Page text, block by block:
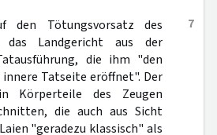
7
den Tötungsvorsatz des
das Landgericht aus der
die ihm "den
Tatseite eröffnet". Der
Körperteile des Zeugen
die auch aus Sicht
"geradezu klassisch" als